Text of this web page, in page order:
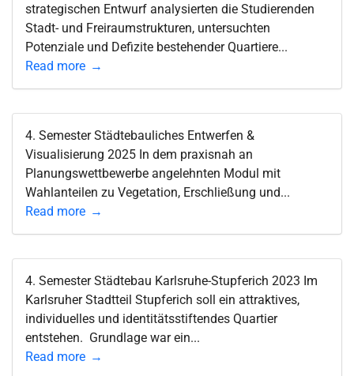
strategischen Entwurf analysierten die Studierenden
Stadt- und Freiraumstrukturen, untersuchten
Potenziale und Defizite bestehender Quartiere...
Read more
4. Semester Städtebauliches Entwerfen &
Visualisierung 2025 In dem praxisnah an
Planungswettbewerbe angelehnten Modul mit
Wahlanteilen zu Vegetation, Erschließung und...
Read more
4. Semester Städtebau Karlsruhe-Stupferich 2023 Im
Karlsruher Stadtteil Stupferich soll ein attraktives,
individuelles und identitätsstiftendes Quartier
entstehen. Grundlage war ein...
Read more